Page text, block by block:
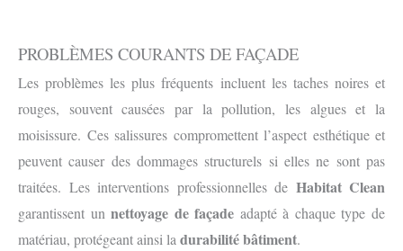
PROBLÈMES COURANTS DE FAÇADE
Les problèmes les plus fréquents incluent les taches noires et
rouges, souvent causées par la pollution, les algues et la
moisissure. Ces salissures compromettent l’aspect esthétique et
peuvent causer des dommages structurels si elles ne sont pas
traitées. Les interventions professionnelles de Habitat Clean
garantissent unnettoyage de façade adapté à chaque type de
matériau, protégeant ainsi ladurabilité bâtiment.